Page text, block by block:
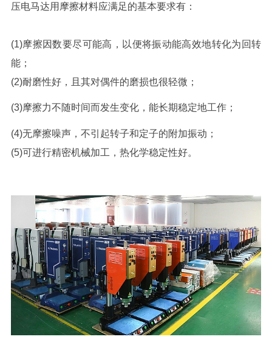
压电马达用摩擦材料应满足的基本要求有：
(1)摩擦因数要尽可能高，以便将振动能高效地转化为回转
能；
(2)耐磨性好，且其对偶件的磨损也很轻微；
(3)摩擦力不随时间而发生变化，能长期稳定地工作；
(4)无摩擦噪声，不引起转子和定子的附加振动；
(5)可进行精密机械加工，热化学稳定性好。